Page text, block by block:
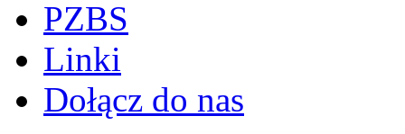
PZBS
Linki
Dołącz do nas